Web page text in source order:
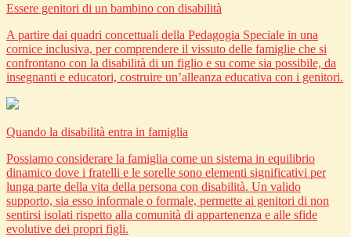
Essere genitori di un bambino con disabilità
A partire dai quadri concettuali della Pedagogia Speciale in una
cornice inclusiva, per comprendere il vissuto delle famiglie che si
confrontano con la disabilità di un figlio e su come sia possibile, da
insegnanti e educatori, costruire un’alleanza educativa con i genitori.
Quando la disabilità entra in famiglia
Possiamo considerare la famiglia come un sistema in equilibrio
dinamico dove i fratelli e le sorelle sono elementi significativi per
lunga parte della vita della persona con disabilità. Un valido
supporto, sia esso informale o formale, permette ai genitori di non
sentirsi isolati rispetto alla comunità di appartenenza e alle sfide
evolutive dei propri figli.